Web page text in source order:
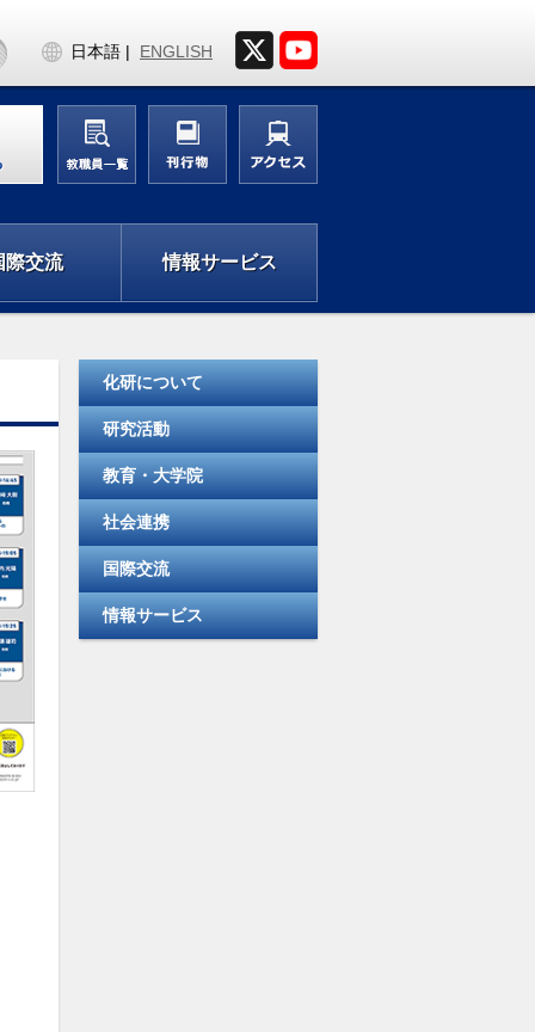
際交流 情報サービス
日本語 ENGLISH
化研について
研究活動
教育・大学院
社会連携
国際交流
情報サービス